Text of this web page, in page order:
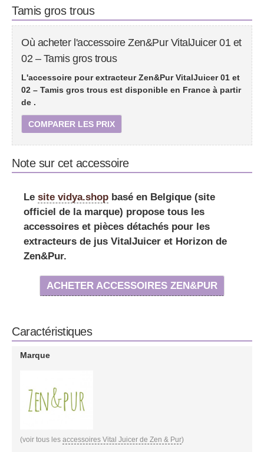
Tamis gros trous
Où acheter l'accessoire Zen&Pur VitalJuicer 01 et
02 – Tamis gros trous
L'accessoire pour extracteur Zen&Pur VitalJuicer 01 et
02 – Tamis gros trous est disponible en France à partir
de .
COMPARER LES PRIX
Note sur cet accessoire
Le site vidya.shop basé en Belgique (site
officiel de la marque) propose tous les
accessoires et pièces détachés pour les
extracteurs de jus VitalJuicer et Horizon de
Zen&Pur.
ACHETER ACCESSOIRES ZEN&PUR
Caractéristiques
Marque
(voir tous les accessoires Vital Juicer de Zen & Pur)